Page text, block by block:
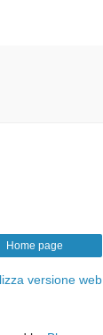
Home page
versione web